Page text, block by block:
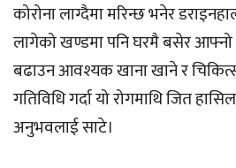
कोरोना लाग्दैमा मरिन्छ भनेर
लागेको खण्डमा पनि घरमै बसेर आफ्नो
बढाउन आवश्यक खाना खाने र
गतिविधि गर्दा यो रोगमाथि जित
अनुभवलाई साटे।